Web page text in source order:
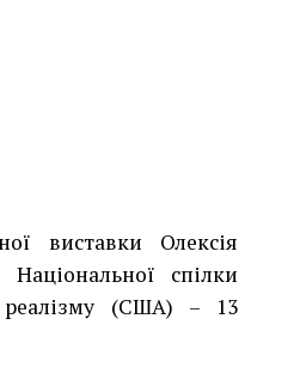
виставки Олексія
спілки
реалізму (США) – 13